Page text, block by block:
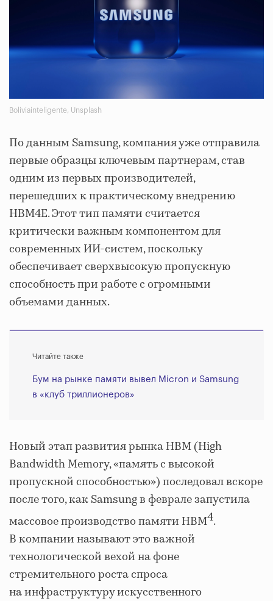
Boliviainteligente, Unsplash
По данным Samsung, компания уже отправила
первые образцы ключевым партнерам, став
одним из первых производителей,
перешедших к практическому внедрению
HBM4E. Этот тип памяти считается
критически важным компонентом для
современных ИИ-систем, поскольку
обеспечивает сверхвысокую пропускную
способность при работе с огромными
объемами данных.
Читайте также
Бум на рынке памяти вывел Micron и Samsung
в «клуб триллионеров»
Новый этап развития рынка HBM (High
Bandwidth Memory, «память с высокой
пропускной способностью») последовал вскоре
после того, как Samsung в феврале запустила
массовое производство памяти HBM4.
В компании называют это важной
технологической вехой на фоне
стремительного роста спроса
на инфраструктуру искусственного